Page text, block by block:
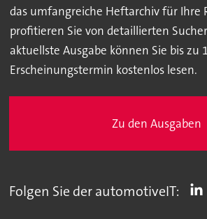
das umfangreiche Heftarchiv für Ihre
profitieren Sie von detaillierten
aktuellste Ausgabe können Sie bis zu
Erscheinungstermin kostenlos lesen.
Zu den Ausgaben
Folgen Sie der automotiveIT: